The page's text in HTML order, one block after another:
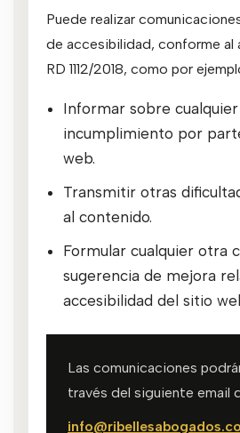
Puede realizar
de accesibilidad, conforme al
RD 1112/2018, como por
Informar sobre
incumplimiento por
web.
Transmitir otras
al contenido.
Formular cualquier otra
sugerencia de mejora
accesibilidad del sitio
Las comunicaciones
través del siguiente email